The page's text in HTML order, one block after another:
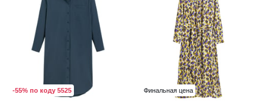
-55% по коду 5525 Финальная цена